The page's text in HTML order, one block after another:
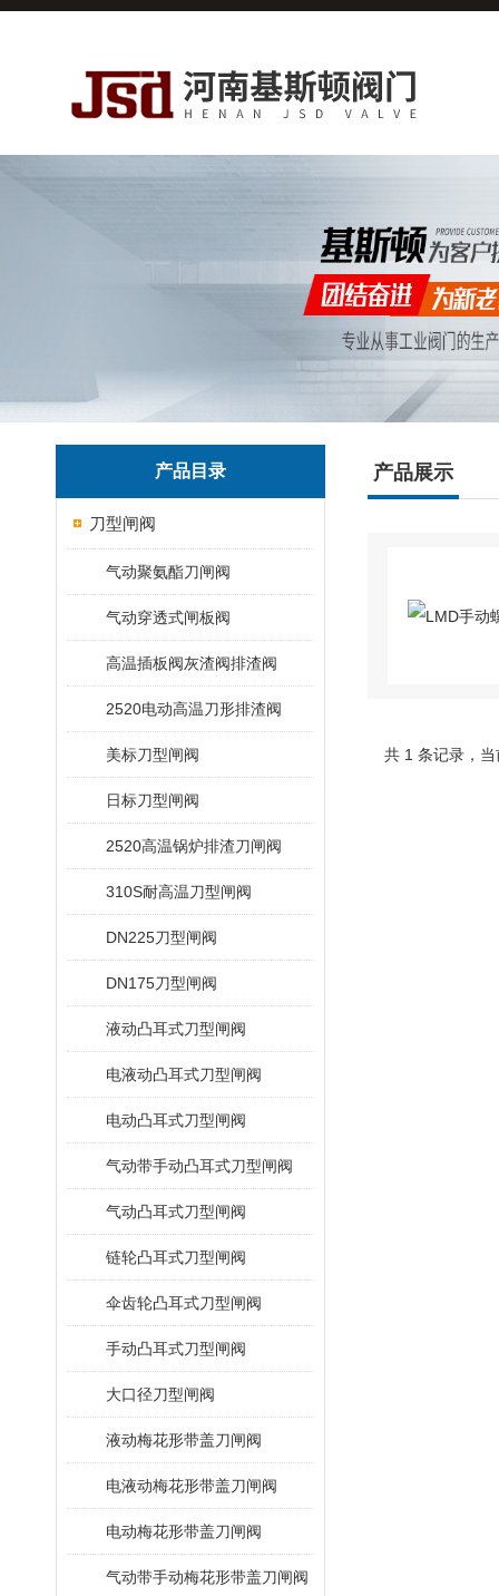
产品目录
刀型闸阀
气动聚氨酯刀闸阀
气动穿透式闸板阀
高温插板阀灰渣阀排渣阀
2520电动高温刀形排渣阀
美标刀型闸阀
日标刀型闸阀
2520高温锅炉排渣刀闸阀
310S耐高温刀型闸阀
DN225刀型闸阀
DN175刀型闸阀
液动凸耳式刀型闸阀
电液动凸耳式刀型闸阀
电动凸耳式刀型闸阀
气动带手动凸耳式刀型闸阀
气动凸耳式刀型闸阀
链轮凸耳式刀型闸阀
伞齿轮凸耳式刀型闸阀
手动凸耳式刀型闸阀
大口径刀型闸阀
液动梅花形带盖刀闸阀
电液动梅花形带盖刀闸阀
电动梅花形带盖刀闸阀
气动带手动梅花形带盖刀闸阀
产品展示
共 1 条记录，